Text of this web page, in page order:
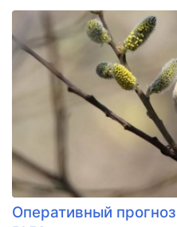
Оперативный